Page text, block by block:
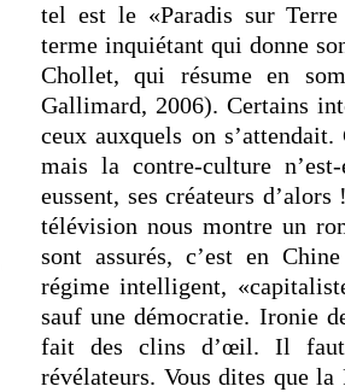
tel est le «Paradis sur
terme inquiétant qui donne
Chollet, qui résume en
Gallimard, 2006). Certains
ceux auxquels on
mais la contre-culture
eussent, ses créateurs
télévision nous montre un
sont assurés, c’est en
régime intelligent,
sauf une démocratie. Ironie
fait des clins d’œil. Il faut
révélateurs. Vous dites que